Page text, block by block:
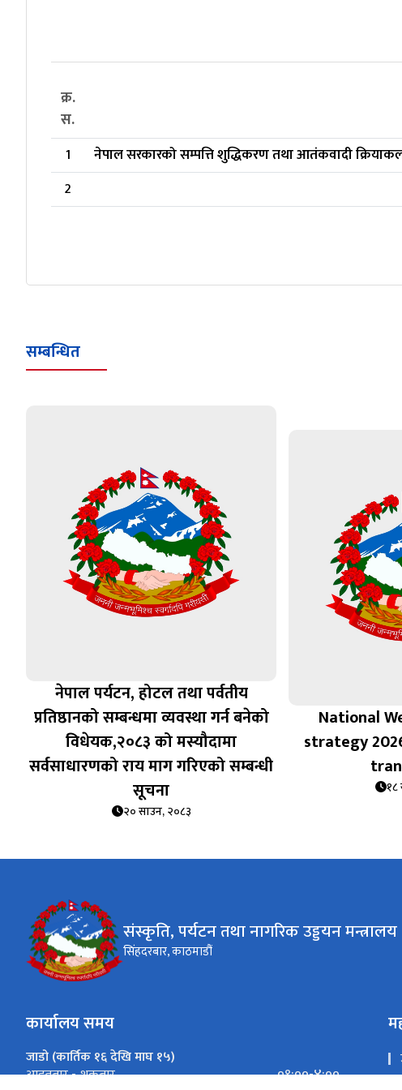
क्र.
स.
1
नेपाल सरकारको सम्पत्ति शुद्धिकरण तथा आतंकवादी
2
सम्बन्धित
नेपाल पर्यटन, होटल तथा पर्वतीय
प्रतिष्ठानको सम्बन्धमा व्यवस्था गर्न बन‍ेको
विधेयक,२०८३ को मस्यौदामा
सर्वसाधारणको राय माग गरिएको सम्बन्धी
सूचना
२० साउन, २०८३
National
strategy
१८
संस्कृति, पर्यटन तथा नागरिक उड्डयन मन्त्रालय
सिंहदरबार, काठमाडौं
कार्यालय समय
जाडो (कार्तिक १६ देखि माघ १५)
आइतबार - शुक्रबार ०९:००-४:००